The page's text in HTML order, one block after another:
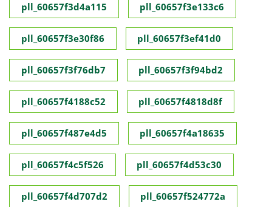
pll_60657f3d4a115 pll_60657f3e133c6
pll_60657f3e30f86 pll_60657f3ef41d0
pll_60657f3f76db7 pll_60657f3f94bd2
pll_60657f4188c52 pll_60657f4818d8f
pll_60657f487e4d5 pll_60657f4a18635
pll_60657f4c5f526 pll_60657f4d53c30
pll_60657f4d707d2 pll_60657f524772a